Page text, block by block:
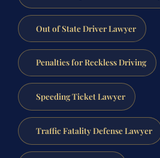
Out of State Driver Lawyer
Penalties for Reckless Driving
Speeding Ticket Lawyer
Traffic Fatality Defense Lawyer